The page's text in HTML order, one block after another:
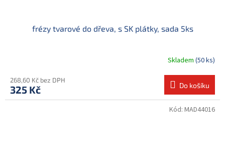
frézy tvarové do dřeva, s SK plátky, sada 5ks
Skladem (50 ks)
268,60 Kč bez DPH
325 Kč Do košíku
Kód: MAD44016